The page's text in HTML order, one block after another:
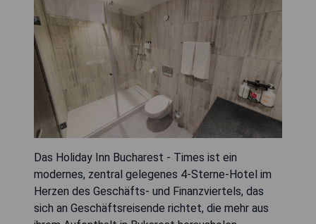
Das Holiday Inn Bucharest - Times ist ein
modernes, zentral gelegenes 4-Sterne-Hotel im
Herzen des Geschäfts- und Finanzviertels, das
sich an Geschäftsreisende richtet, die mehr aus